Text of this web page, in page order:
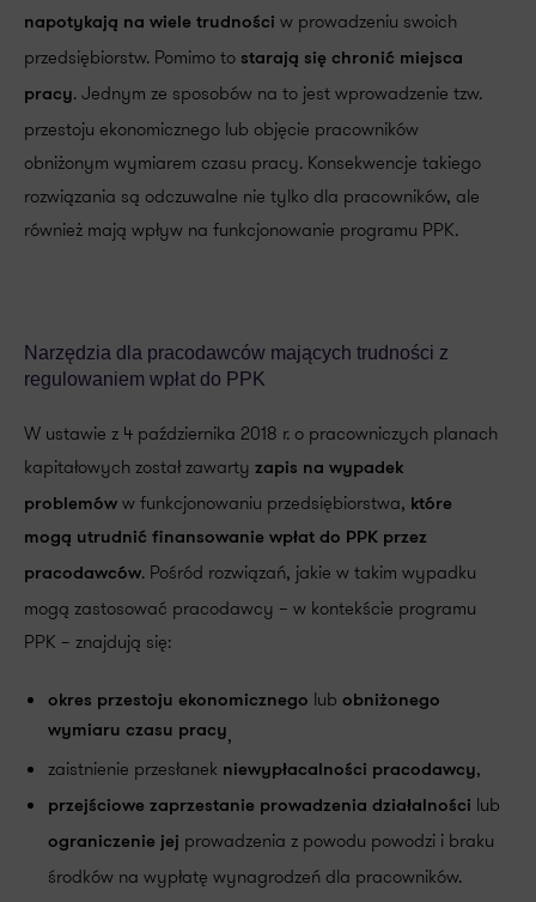
napotykają na wiele trudności w prowadzeniu swoich
przedsiębiorstw. Pomimo to starają się chronić miejsca
pracy. Jednym ze sposobów na to jest wprowadzenie tzw.
przestoju ekonomicznego lub objęcie pracowników
obniżonym wymiarem czasu pracy. Konsekwencje takiego
rozwiązania są odczuwalne nie tylko dla pracowników, ale
również mają wpływ na funkcjonowanie programu PPK.
Narzędzia dla pracodawców mających trudności z
regulowaniem wpłat do PPK
W ustawie z 4 października 2018 r. o pracowniczych planach
kapitałowych został zawarty zapis na wypadek
problemów w funkcjonowaniu przedsiębiorstwa, które
mogą utrudnić finansowanie wpłat do PPK przez
pracodawców. Pośród rozwiązań, jakie w takim wypadku
mogą zastosować pracodawcy – w kontekście programu
PPK – znajdują się:
okres przestoju ekonomicznego lub obniżonego
wymiaru czasu pracy,
zaistnienie przesłanek niewypłacalności pracodawcy,
przejściowe zaprzestanie prowadzenia działalności lub
ograniczenie jej prowadzenia z powodu powodzi i braku
środków na wypłatę wynagrodzeń dla pracowników.